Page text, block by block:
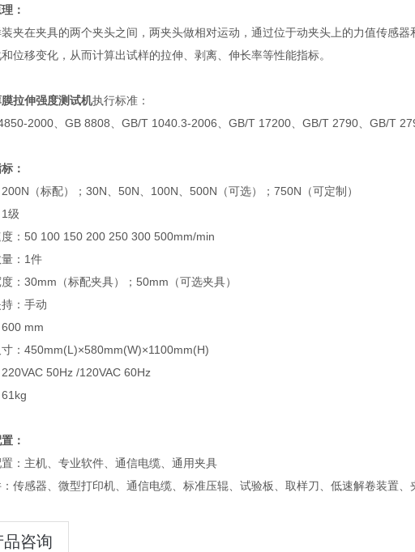
：
夹在夹具的两个夹头之间，两夹头做相对运动，通过位于动夹头上的力值传感
位移变化，从而计算出试样的拉伸、剥离、伸长率等性能指标。
拉伸强度测试机执行标准：
2000、GB 8808、GB/T 1040.3-2006、GB/T 17200、GB/T 2790、GB/T
：
（标配）；30N、50N、100N、500N（可选）；750N（可定制）
级
：50 100 150 200 250 300 500mm/min
：1件
：30mm（标配夹具）；50mm（可选夹具）
：手动
mm
：450mm(L)×580mm(W)×1100mm(H)
50Hz /120VAC 60Hz
：
：主机、专业软件、通信电缆、通用夹具
传感器、微型打印机、通信电缆、标准压辊、试验板、取样刀、低速解卷装置、
品咨询